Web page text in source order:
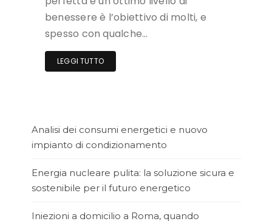
benessere è l’obiettivo di molti, e
spesso con qualche…
LEGGI TUTTO
Analisi dei consumi energetici e nuovo
impianto di condizionamento
Energia nucleare pulita: la soluzione sicura e
sostenibile per il futuro energetico
Iniezioni a domicilio a Roma, quando